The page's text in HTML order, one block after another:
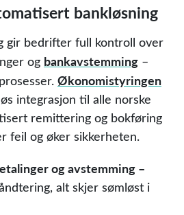
bankløsning
gir bedrifter full kontroll over
og bankavstemming –
Økonomistyringen
integrasjon til alle norske
remittering og bokføring
feil og øker sikkerheten.
og avstemming –
alt skjer sømløst i